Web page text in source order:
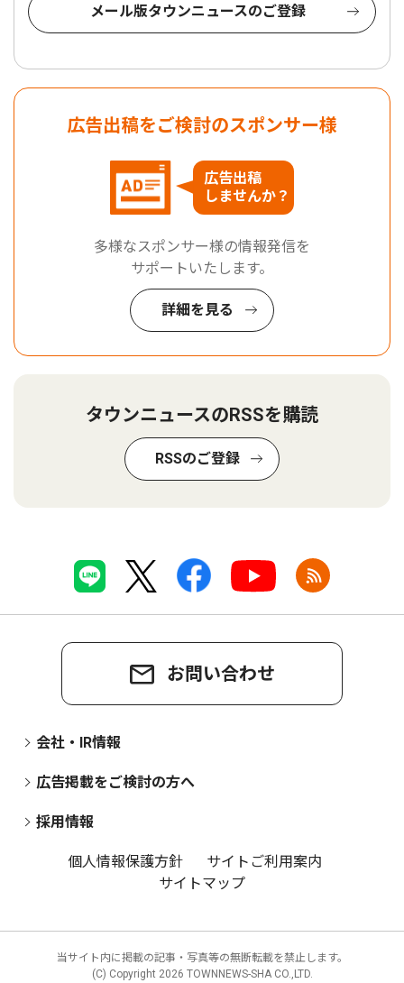
メール版タウンニュースのご登録
広告出稿をご検討のスポンサー様
広告出稿
しませんか？
多様なスポンサー様の情報発信を
サポートいたします。
詳細を見る
タウンニュースのRSSを購読
RSSのご登録
お問い合わせ
会社・IR情報
広告掲載をご検討の方へ
採用情報
個人情報保護方針
サイトご利用案内
サイトマップ
当サイト内に掲載の記事・写真等の無断転載を禁止します。
(C) Copyright 2026 TOWNNEWS-SHA CO.,LTD.